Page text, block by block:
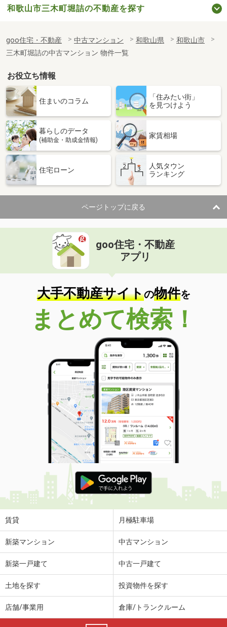
和歌山市三木町堀詰の不動産を探す
goo住宅・不動産 中古マンション 和歌山県
和歌山市
三木町堀詰の中古マンション 物件一覧
お役立ち情報
住まいのコラム
「住みたい街」
を見つけよう
暮らしのデータ
(補助金・助成金情報)
家賃相場
住宅ローン
人気タウン
ランキング
ページトップに戻る
goo住宅・不動産
アプリ
大手不動産サイトの物件を
まとめて検索！
賃貸 月極駐車場
新築マンション 中古マンション
新築一戸建て 中古一戸建て
土地を探す 投資物件を探す
店舗/事業用 倉庫/トランクルーム